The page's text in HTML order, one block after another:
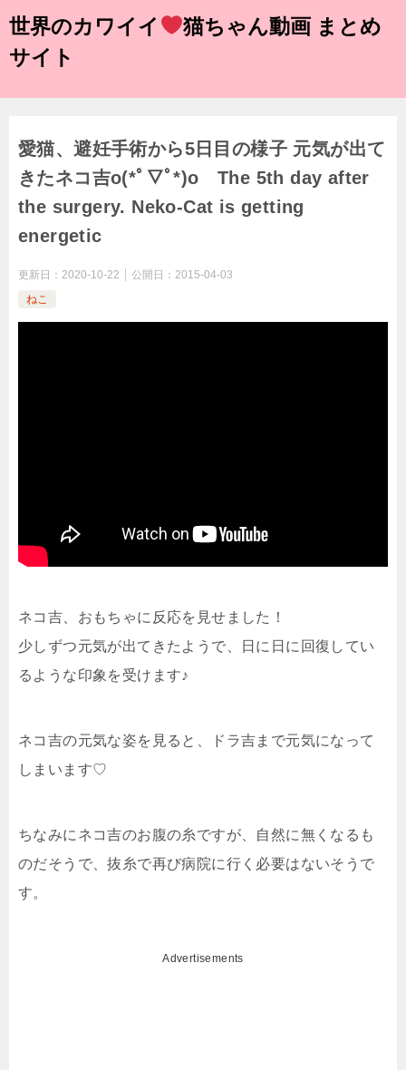
世界のカワイイ
猫ちゃん動画 まとめ
サイト
愛猫、避妊手術から5日目の様子 元気が出て
きたネコ吉o(*ﾟ▽ﾟ*)o The 5th day after
the surgery. Neko-Cat is getting
energetic
更新日： 2020-10-22 公開日： 2015-04-03
ねこ
ネコ吉、おもちゃに反応を見せました！
少しずつ元気が出てきたようで、日に日に回復してい
るような印象を受けます♪
ネコ吉の元気な姿を見ると、ドラ吉まで元気になって
しまいます♡
ちなみにネコ吉のお腹の糸ですが、自然に無くなるも
のだそうで、抜糸で再び病院に行く必要はないそうで
す。
Advertisements